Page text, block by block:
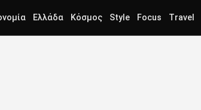
Ελλάδα Κόσμος Style Focus Travel